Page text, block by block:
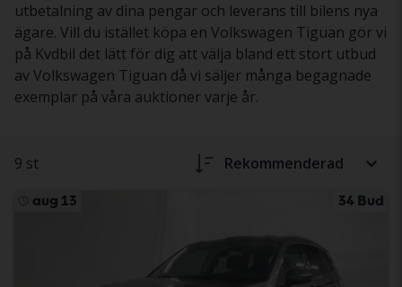
utbetalning av dina pengar och leverans till bilens nya
ägare. Vill du istället köpa en Volkswagen Tiguan gör vi
på Kvdbil det lätt för dig att välja bland ett stort utbud
av Volkswagen Tiguan då vi säljer många begagnade
exemplar på våra auktioner varje år.
9 st Rekommenderad
aug 13 34 Bud